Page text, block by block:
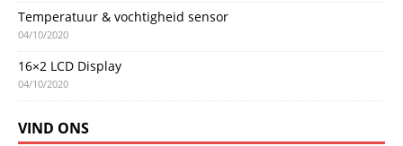
Temperatuur & vochtigheid sensor
04/10/2020
16×2 LCD Display
04/10/2020
VIND ONS